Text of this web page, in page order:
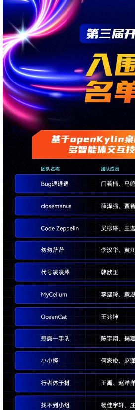
（
x
6
）
o
p
e
n
K
y
l
i
h
（
8
多
构
衍
生
发
行
版
应
用
镜
像
下
看
板
社
区
例
集
国
际
排
名
行
守
牌
邮
件
列
表
社
区
交
流
S
G
中
社
区
会
员
高
校
专
用
>
贡
献
成
长
C
L
A
签
署
社
区
成
体
月
刊
活
动
日
历
员
沙
龙
高
沙
龙
开
发
者
大
赛
测
用
活
品
牌
赛
事
究
生
大
赛
麒
麟
杯
大
放
大
t
o
n
y
>
行
业
大
会
开
发
者
大
届
会
程
文
档
中
认
证
社
区
才
认
证
开
发
/
打
规
范
>
开
发
平
台
软
件
包
编
译
平
台
建
台
续
成
台
>
代
码
资
源
代
码
管
台
第
开
组
库
全
洞
告
馈
技
术
支
持
容
适
配
常
见
问
题
>
协
议
与
声
明
软
件
上
协
献
私
策
律